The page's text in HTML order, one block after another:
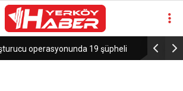
19 şüpheli Sekili Köyü’ne Okul